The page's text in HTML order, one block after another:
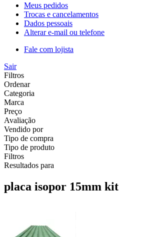
Meus pedidos
Trocas e cancelamentos
Dados pessoais
Alterar e-mail ou telefone
Fale com lojista
Sair
Filtros
Ordenar
Categoria
Marca
Preço
Avaliação
Vendido por
Tipo de compra
Tipo de produto
Filtros
Resultados para
placa isopor 15mm kit